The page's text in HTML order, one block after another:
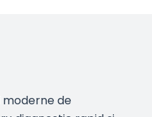
moderne de